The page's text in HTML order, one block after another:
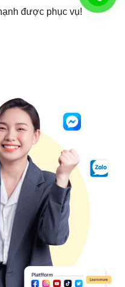
được phục vụ!